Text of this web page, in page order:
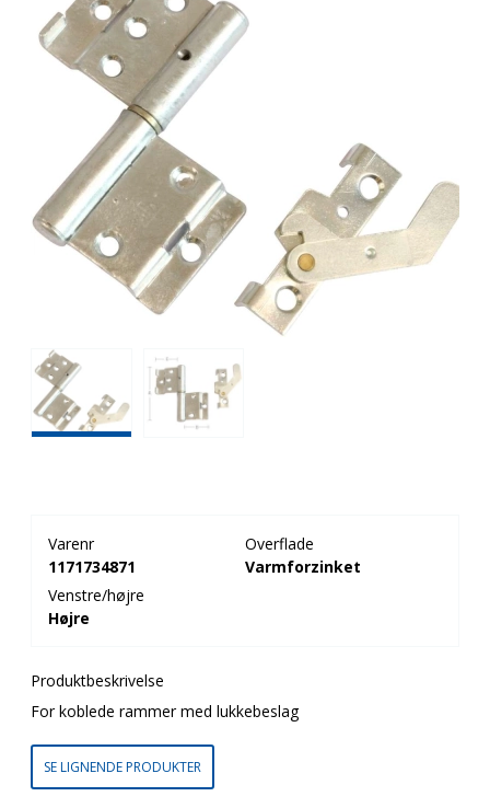
Varenr
1171734871
Overflade
Varmforzinket
Venstre/højre
Højre
Produktbeskrivelse
For koblede rammer med lukkebeslag
SE LIGNENDE PRODUKTER